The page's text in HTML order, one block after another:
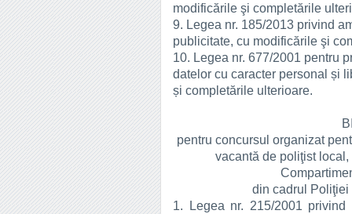
modificările şi completările
9. Legea nr. 185/2013 privind
publicitate, cu modificările şi
10. Legea nr. 677/2001 pentru
datelor cu caracter personal și
și completările ulterioare.
pentru concursul organizat
vacantă de poliţist
din cadrul
1. Legea nr. 215/2001